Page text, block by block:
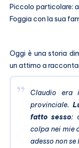
Piccolo particolare:
Foggia con la sua
Oggi è una storia
un attimo a
Claudio era
provinciale.
fatto sesso:
colpa nei mie
adesso non se